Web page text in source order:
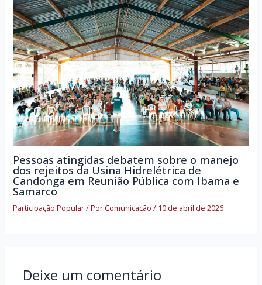
Pessoas atingidas debatem sobre o manejo
dos rejeitos da Usina Hidrelétrica de
Candonga em Reunião Pública com Ibama e
Samarco
Participação Popular/ PorComunicação/ 10 de abril de 2026
Deixe um comentário